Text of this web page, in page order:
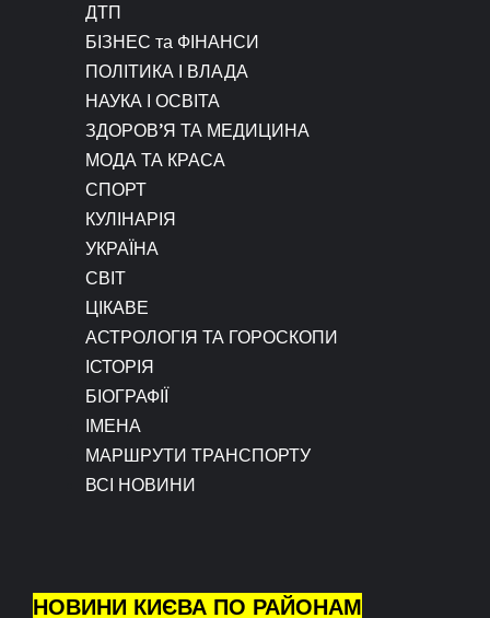
ДТП
БІЗНЕС та ФІНАНСИ
ПОЛІТИКА І ВЛАДА
НАУКА І ОСВІТА
ЗДОРОВ’Я ТА МЕДИЦИНА
МОДА ТА КРАСА
СПОРТ
КУЛІНАРІЯ
УКРАЇНА
СВІТ
ЦІКАВЕ
АСТРОЛОГІЯ ТА ГОРОСКОПИ
ІСТОРІЯ
БІОГРАФІЇ
ІМЕНА
МАРШРУТИ ТРАНСПОРТУ
ВСІ НОВИНИ
НОВИНИ КИЄВА ПО РАЙОНАМ